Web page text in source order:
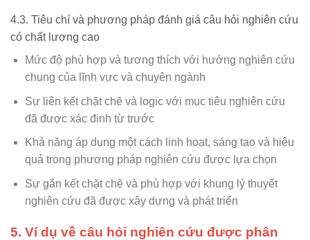
4.3. Tiêu chí và phương pháp đánh giá câu hỏi nghiên cứu
có chất lượng cao
Mức độ phù hợp và tương thích với hướng nghiên cứu
chung của lĩnh vực và chuyên ngành
Sự liên kết chặt chẽ và logic với mục tiêu nghiên cứu
đã được xác định từ trước
Khả năng áp dụng một cách linh hoạt, sáng tạo và hiệu
quả trong phương pháp nghiên cứu được lựa chọn
Sự gắn kết chặt chẽ và phù hợp với khung lý thuyết
nghiên cứu đã được xây dựng và phát triển
5. Ví dụ về câu hỏi nghiên cứu được phân